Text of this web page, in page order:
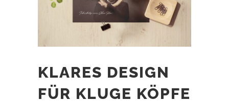
KLARES DESIGN
FÜR KLUGE KÖPFE